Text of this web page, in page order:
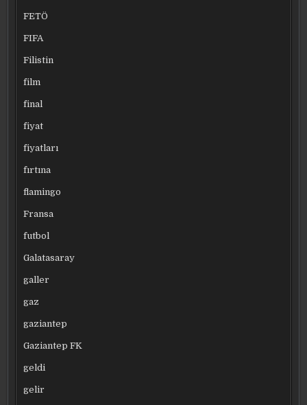
FETÖ
FIFA
Filistin
film
final
fiyat
fiyatları
fırtına
flamingo
Fransa
futbol
Galatasaray
galler
gaz
gaziantep
Gaziantep FK
geldi
gelir